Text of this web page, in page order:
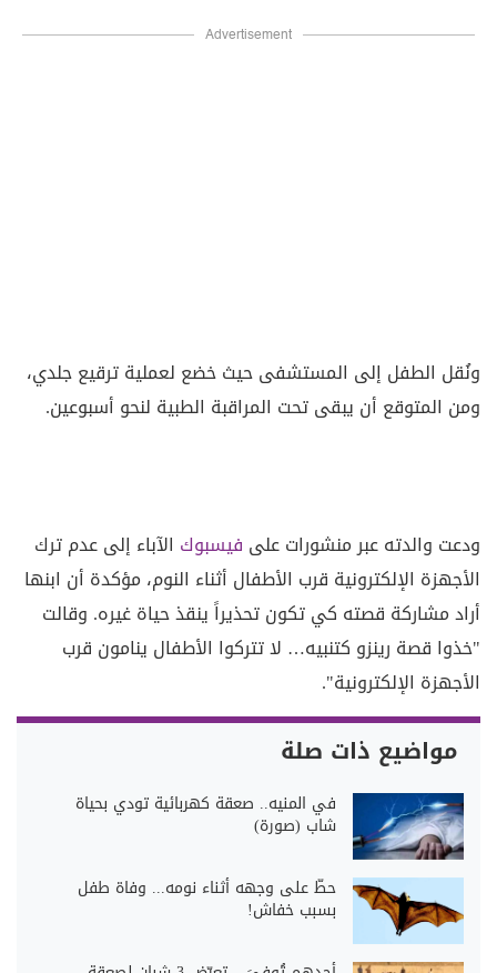
Advertisement
ونُقل الطفل إلى المستشفى حيث خضع لعملية ترقيع جلدي،
ومن المتوقع أن يبقى تحت المراقبة الطبية لنحو أسبوعين.
ودعت والدته عبر منشورات على فيسبوك الآباء إلى عدم ترك
الأجهزة الإلكترونية قرب الأطفال أثناء النوم، مؤكدة أن ابنها
أراد مشاركة قصته كي تكون تحذيراً ينقذ حياة غيره. وقالت
"خذوا قصة رينزو كتنبيه… لا تتركوا الأطفال ينامون قرب
الأجهزة الإلكترونية".
مواضيع ذات صلة
في المنيه.. صعقة كهربائية تودي بحياة
شاب (صورة)
حطّ على وجهه أثناء نومه... وفاة طفل
بسبب خفاش!